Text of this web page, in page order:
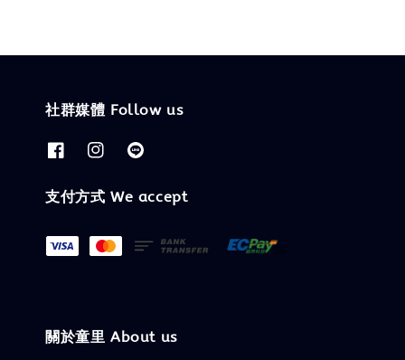
社群媒體 Follow us
支付方式 We accept
關於童里 About us